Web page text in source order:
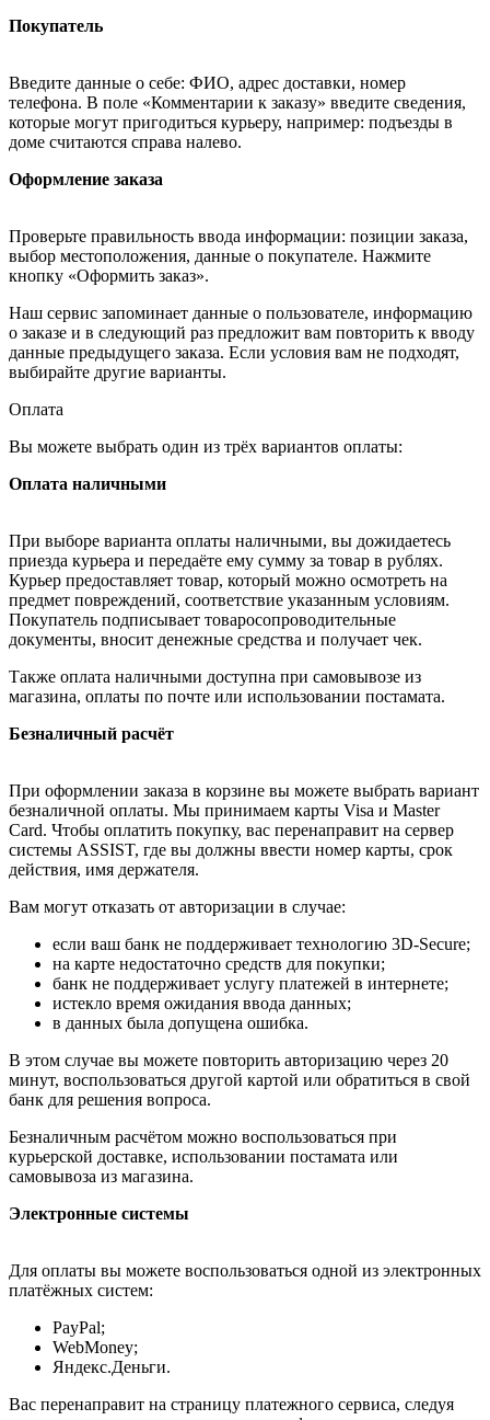
Покупатель
Введите данные о себе: ФИО, адрес доставки, номер
телефона. В поле «Комментарии к заказу» введите сведения,
которые могут пригодиться курьеру, например: подъезды в
доме считаются справа налево.
Оформление заказа
Проверьте правильность ввода информации: позиции заказа,
выбор местоположения, данные о покупателе. Нажмите
кнопку «Оформить заказ».
Наш сервис запоминает данные о пользователе, информацию
о заказе и в следующий раз предложит вам повторить к вводу
данные предыдущего заказа. Если условия вам не подходят,
выбирайте другие варианты.
Оплата
Вы можете выбрать один из трёх вариантов оплаты:
Оплата наличными
При выборе варианта оплаты наличными, вы дожидаетесь
приезда курьера и передаёте ему сумму за товар в рублях.
Курьер предоставляет товар, который можно осмотреть на
предмет повреждений, соответствие указанным условиям.
Покупатель подписывает товаросопроводительные
документы, вносит денежные средства и получает чек.
Также оплата наличными доступна при самовывозе из
магазина, оплаты по почте или использовании постамата.
Безналичный расчёт
При оформлении заказа в корзине вы можете выбрать вариант
безналичной оплаты. Мы принимаем карты Visa и Master
Card. Чтобы оплатить покупку, вас перенаправит на сервер
системы ASSIST, где вы должны ввести номер карты, срок
действия, имя держателя.
Вам могут отказать от авторизации в случае:
если ваш банк не поддерживает технологию 3D-Secure;
на карте недостаточно средств для покупки;
банк не поддерживает услугу платежей в интернете;
истекло время ожидания ввода данных;
в данных была допущена ошибка.
В этом случае вы можете повторить авторизацию через 20
минут, воспользоваться другой картой или обратиться в свой
банк для решения вопроса.
Безналичным расчётом можно воспользоваться при
курьерской доставке, использовании постамата или
самовывоза из магазина.
Электронные системы
Для оплаты вы можете воспользоваться одной из электронных
платёжных систем:
PayPal;
WebMoney;
Яндекс.Деньги.
Вас перенаправит на страницу платежного сервиса, следуя